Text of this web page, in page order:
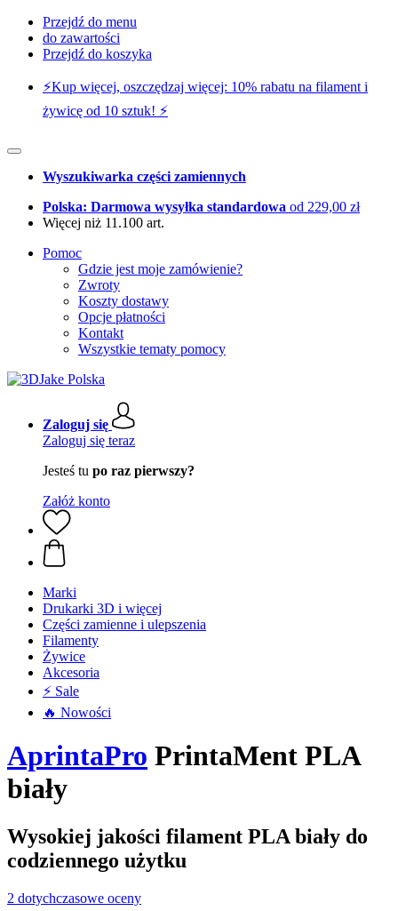
Przejdź do menu
do zawartości
Przejdź do koszyka
⚡️Kup więcej, oszczędzaj więcej: 10% rabatu na filament i
żywicę od 10 sztuk! ⚡️
Wyszukiwarka części zamiennych
Polska: Darmowa wysyłka standardowa od 229,00 zł
Więcej niż 11.100 art.
Pomoc
Gdzie jest moje zamówienie?
Zwroty
Koszty dostawy
Opcje płatności
Kontakt
Wszystkie tematy pomocy
Zaloguj się
Zaloguj się teraz
Jesteś tu po raz pierwszy?
Załóż konto
Marki
Drukarki 3D i więcej
Części zamienne i ulepszenia
Filamenty
Żywice
Akcesoria
⚡ Sale
🔥 Nowości
AprintaPro PrintaMent PLA
biały
Wysokiej jakości filament PLA biały do
codziennego użytku
2 dotychczasowe oceny